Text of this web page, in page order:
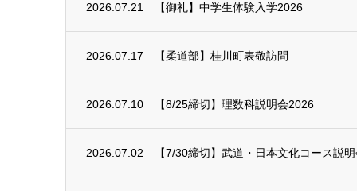
2026.07.21 【御礼】中学生体験入学2026
2026.07.17 【柔道部】桂川町表敬訪問
2026.07.10 【8/25締切】理数科説明会2026
2026.07.02 【7/30締切】武道・日本文化コース説